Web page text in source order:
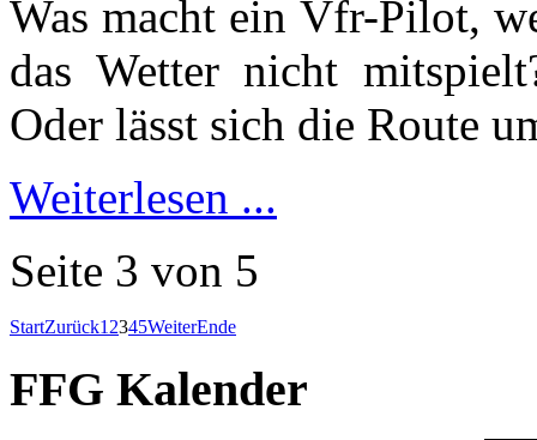
Was macht ein Vfr-Pilot,
das Wetter nicht
Oder lässt sich die Route
Weiterlesen ...
Seite 3 von 5
StartZurück1 2345WeiterEnde
FFG Kalender